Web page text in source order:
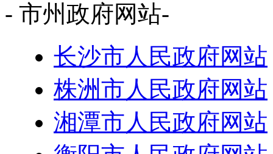
- 市州政府网站-
长沙市人民政府网站
株洲市人民政府网站
湘潭市人民政府网站